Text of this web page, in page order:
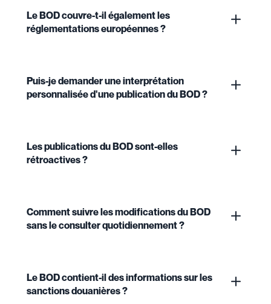
Le BOD couvre-t-il également les
réglementations européennes ?
Puis-je demander une interprétation
personnalisée d'une publication du BOD ?
Les publications du BOD sont-elles
rétroactives ?
Comment suivre les modifications du BOD
sans le consulter quotidiennement ?
Le BOD contient-il des informations sur les
sanctions douanières ?